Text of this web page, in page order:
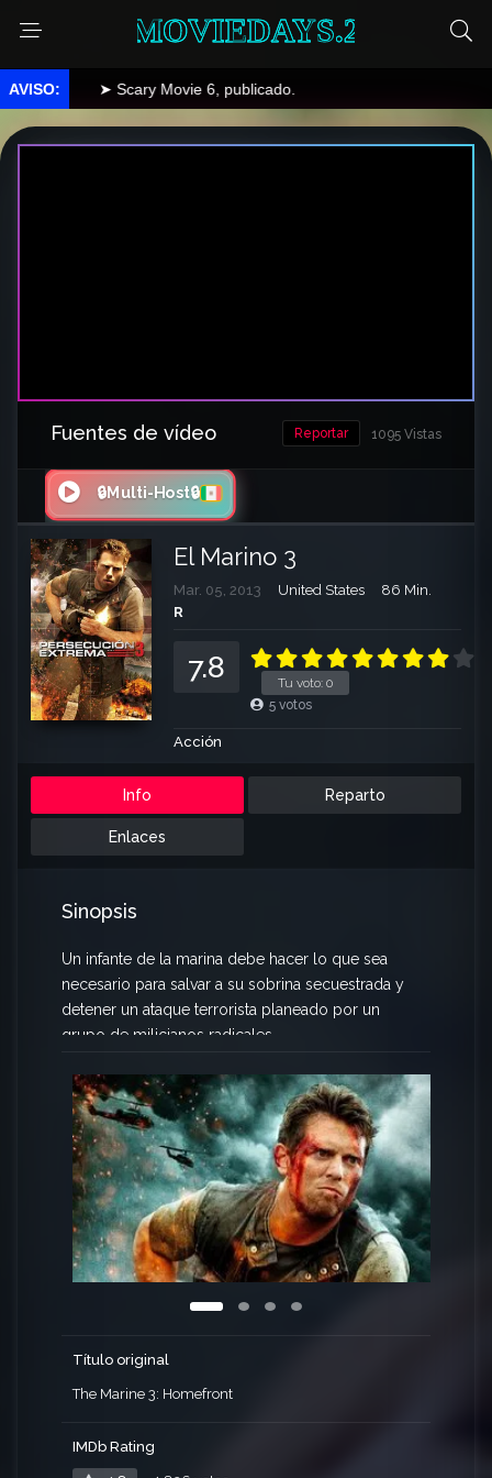
MOVIEDAYS.2
➤ Scary Movie 6, publicado.
Fuentes de vídeo 1095 Vistas
Reportar
🔒Multi-Host🔒
El Marino 3
Mar. 05, 2013 United States
86 Min.
R
Tu voto: 0
7.8
5 votos
Acción
Info Reparto
Enlaces
Sinopsis
Un infante de la marina debe hacer lo que sea
necesario para salvar a su sobrina secuestrada y
detener un ataque terrorista planeado por un
grupo de milicianos radicales.
Título original
The Marine 3: Homefront
IMDb Rating